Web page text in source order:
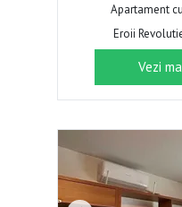
Apartament
Eroii
Vezi